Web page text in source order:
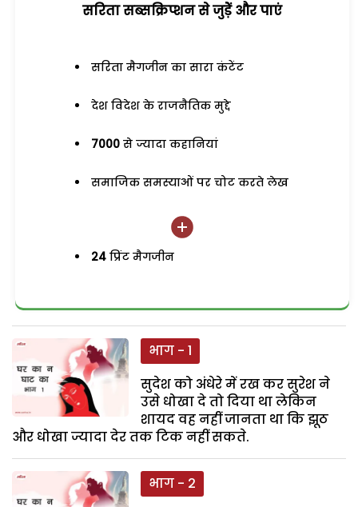
सरिता सब्सक्रिप्शन से जुड़ेें और पाएं
सरिता मैगजीन का सारा कंटेंट
देश विदेश के राजनैतिक मुद्दे
7000 से ज्यादा कहानियां
समाजिक समस्याओं पर चोट करते लेख
24 प्रिंट मैगजीन
भाग - 1
सुदेश को अंधेरे में रख कर सुरेश ने
उसे धोखा दे तो दिया था लेकिन
शायद वह नहीं जानता था कि झूठ
और धोखा ज्यादा देर तक टिक नहीं सकते.
भाग - 2